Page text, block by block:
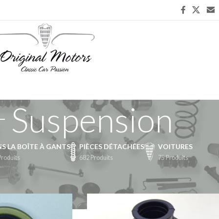
Suspension
LA BOÎTE À GANTS PIÈCES DÉTACHÉES
682 Produits
VOITURES
75 Produits
Suspension/Page 6 24